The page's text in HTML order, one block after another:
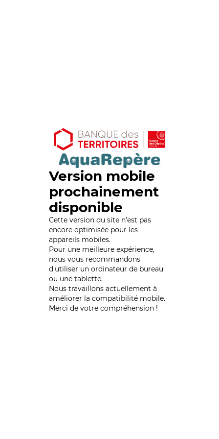
Version mobile
prochainement
disponible
Cette version du site n’est pas
encore optimisée pour les
appareils mobiles.
Pour une meilleure expérience,
nous vous recommandons
d'utiliser un ordinateur de bureau
ou une tablette.
Nous travaillons actuellement à
améliorer la compatibilité mobile.
Merci de votre compréhension !